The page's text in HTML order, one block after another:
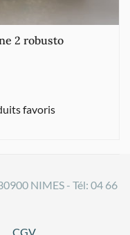
2 robusto
favoris
NIMES - Tél: 04 66
CGV